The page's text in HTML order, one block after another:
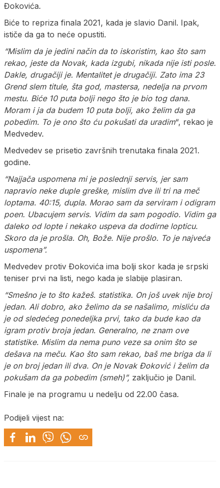
Đokovića.
Biće to repriza finala 2021, kada je slavio Danil. Ipak,
ističe da ga to neće opustiti.
“Mislim da je jedini način da to iskoristim, kao što sam
rekao, jeste da Novak, kada izgubi, nikada nije isti posle.
Dakle, drugačiji je. Mentalitet je drugačiji. Zato ima 23
Grend slem titule, šta god, mastersa, nedelja na prvom
mestu. Biće 10 puta bolji nego što je bio tog dana.
Moram i ja da budem 10 puta bolji, ako želim da ga
pobedim. To je ono što ću pokušati da uradim“, rekao je
Medvedev.
Medvedev se prisetio završnih trenutaka finala 2021.
godine.
“Najjača uspomena mi je poslednji servis, jer sam
napravio neke duple greške, mislim dve ili tri na meč
loptama. 40:15, dupla. Morao sam da serviram i odigram
poen. Ubacujem servis. Vidim da sam pogodio. Vidim ga
daleko od lopte i nekako uspeva da dodirne lopticu.
Skoro da je prošla. Oh, Bože. Nije prošlo. To je najveća
uspomena”.
Medvedev protiv Đokovića ima bolji skor kada je srpski
teniser prvi na listi, nego kada je slabije plasiran.
“Smešno je to što kažeš. statistika. On još uvek nije broj
jedan. Ali dobro, ako želimo da se našalimo, misliću da
je od sledećeg ponedeljka prvi, tako da bude kao da
igram protiv broja jedan. Generalno, ne znam ove
statistike. Mislim da nema puno veze sa onim što se
dešava na meču. Kao što sam rekao, baš me briga da li
je on broj jedan ili dva. On je Novak Đoković i želim da
pokušam da ga pobedim (smeh)”, zaključio je Danil.
Finale je na programu u nedelju od 22.00 časa.
Podijeli vijest na: